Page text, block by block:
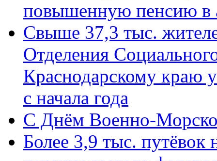
повышенную пенсию в
Свыше 37,3 тыс.
Отделения
Краснодарскому краю
с начала года
C Днём Военно-
Более 3,9 тыс. путёвок